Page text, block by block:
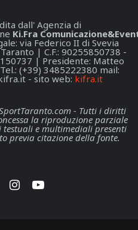
dall' Agenzia di
Ki.Fra
via Federico II di Svevia
| C.F.: 90255850738 -
| Presidente: Matteo
(+39) 3485222380 mail:
- sito web: kifra.it
- Tutti i diritti
la riproduzione parziale
testuali e multimediali presenti
previa citazione della fonte.